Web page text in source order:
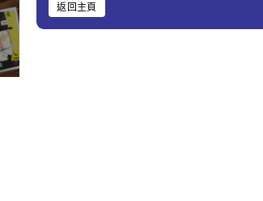
返回主頁